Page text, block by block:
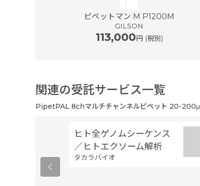
ピペットマン M P1200M
GILSON
113,000円 (税別)
関連の受託サービス一覧
PipetPAL 8chマルチチャンネルピペット 20-200μl
ヒト全ゲノムシーケンス
／ヒトエクソーム解析
タカラバイオ